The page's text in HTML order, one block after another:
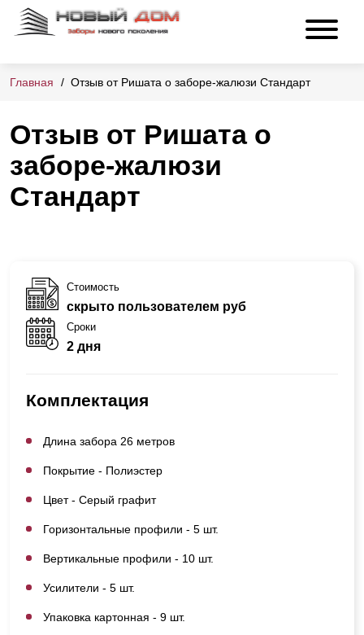
Главная Отзыв от Ришата о заборе-жалюзи Стандарт
Отзыв от Ришата о
заборе-жалюзи
Стандарт
Стоимость
скрыто пользователем руб
Сроки
2 дня
Комплектация
Длина забора 26 метров
Покрытие - Полиэстер
Цвет - Серый графит
Горизонтальные профили - 5 шт.
Вертикальные профили - 10 шт.
Усилители - 5 шт.
Упаковка картонная - 9 шт.